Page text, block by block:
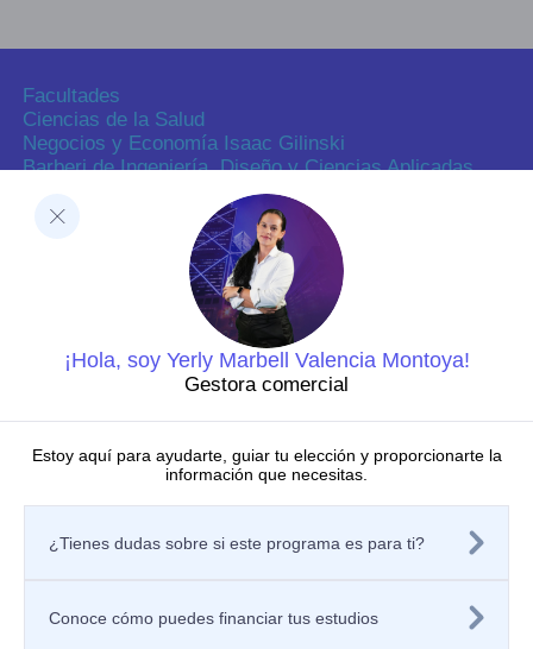
¡Hola, soy Yerly Marbell Valencia Montoya!
Gestora comercial
Estoy aquí para ayudarte, guiar tu elección y proporcionarte la
información que necesitas.
¿Tienes dudas sobre si este programa es para ti?
Conoce cómo puedes financiar tus estudios
Facultades
Ciencias de la Salud
Negocios y Economía Isaac Gilinski
Barberi de Ingeniería, Diseño y Ciencias Aplicadas
Decanatura de Innovación Educativa y Fortalecimiento
Dirección de Investigaciones
Dirección de investigaciones
Portal de investigación
Grupos y semilleros de investigación
Centros de investigación
Proyectos de investigación
Nuestras publicaciones
Laboratorios
Políticas
Política de privacidad de los sitios web
Política de Seguridad de la Información